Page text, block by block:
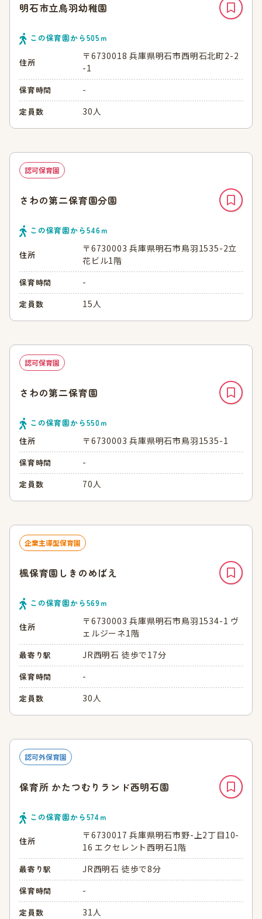
明石市立鳥羽幼稚園
この保育園から505ｍ
住所
〒6730018 兵庫県明石市西明石北町2-2
-1
保育時間 -
定員数 30人
認可保育園
さわの第二保育園分園
この保育園から546ｍ
住所
〒6730003 兵庫県明石市鳥羽1535-2立
花ビル1階
保育時間 -
定員数 15人
認可保育園
さわの第二保育園
この保育園から550ｍ
住所
〒6730003 兵庫県明石市鳥羽1535-1
保育時間 -
定員数 70人
企業主導型保育園
楓保育園しきのめばえ
この保育園から569ｍ
住所
〒6730003 兵庫県明石市鳥羽1534-1 ヴ
ェルジーネ1階
最寄り駅 JR西明石 徒歩で17分
保育時間 -
定員数 30人
認可外保育園
保育所 かたつむりランド西明石園
この保育園から574 ｍ
住所
〒6730017 兵庫県明石市野-上2丁目10-
16 エクセレント西明石1階
最寄り駅 JR西明石 徒歩で8分
保育時間 -
定員数 31人